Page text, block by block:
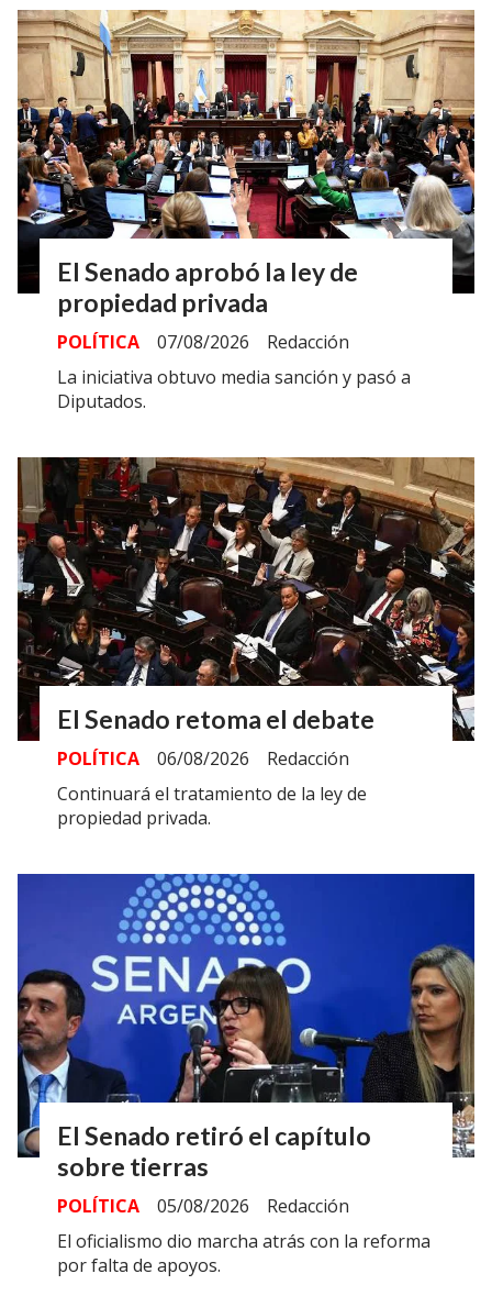
El Senado aprobó la ley de
propiedad privada
Redacción
POLÍTICA
07/08/2026
La iniciativa obtuvo media sanción y pasó a
Diputados.
El Senado retoma el debate
Redacción
POLÍTICA
06/08/2026
Continuará el tratamiento de la ley de
propiedad privada.
El Senado retiró el capítulo
sobre tierras
Redacción
POLÍTICA
05/08/2026
El oficialismo dio marcha atrás con la reforma
por falta de apoyos.